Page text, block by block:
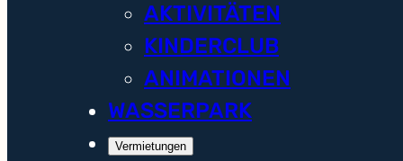
AKTIVITÄTEN
KINDERCLUB
ANIMATIONEN
WASSERPARK
Vermietungen